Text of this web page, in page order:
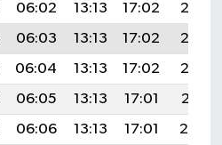
06:02 13:13 17:02
20:15
06:03 13:13 17:02
20:13
06:04 13:13 17:02
20:12
06:05 13:13 17:01
20:11
06:06 13:13 17:01
20:10